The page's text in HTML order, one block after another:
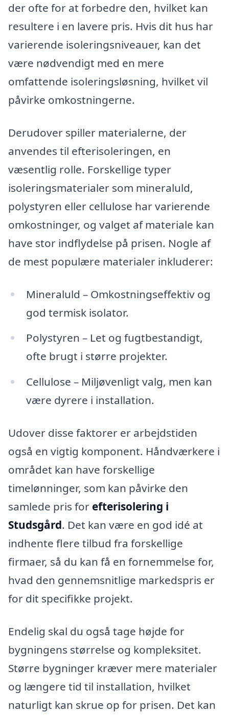
der ofte for at forbedre den, hvilket kan
resultere i en lavere pris. Hvis dit hus har
varierende isoleringsniveauer, kan det
være nødvendigt med en mere
omfattende isoleringsløsning, hvilket vil
påvirke omkostningerne.
Derudover spiller materialerne, der
anvendes til efterisoleringen, en
væsentlig rolle. Forskellige typer
isoleringsmaterialer som mineraluld,
polystyren eller cellulose har varierende
omkostninger, og valget af materiale kan
have stor indflydelse på prisen. Nogle af
de mest populære materialer inkluderer:
Mineraluld – Omkostningseffektiv og
god termisk isolator.
Polystyren – Let og fugtbestandigt,
ofte brugt i større projekter.
Cellulose – Miljøvenligt valg, men kan
være dyrere i installation.
Udover disse faktorer er arbejdstiden
også en vigtig komponent. Håndværkere i
området kan have forskellige
timelønninger, som kan påvirke den
samlede pris for efterisolering i
Studsgård. Det kan være en god idé at
indhente flere tilbud fra forskellige
firmaer, så du kan få en fornemmelse for,
hvad den gennemsnitlige markedspris er
for dit specifikke projekt.
Endelig skal du også tage højde for
bygningens størrelse og kompleksitet.
Større bygninger kræver mere materialer
og længere tid til installation, hvilket
naturligt kan skrue op for prisen. Det kan